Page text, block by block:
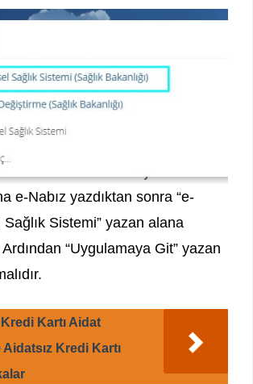
e-Nabız yazdıktan sonra “e-
Sağlık Sistemi” yazan alana
Ardından “Uygulamaya Git” yazan
Kartı Aidat
Kredi Kartı